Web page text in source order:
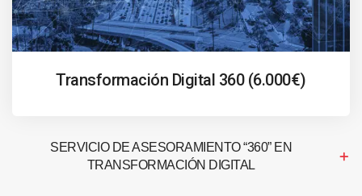
Transformación Digital 360 (6.000€)
SERVICIO DE ASESORAMIENTO “360” EN
TRANSFORMACIÓN DIGITAL